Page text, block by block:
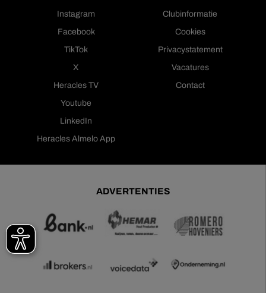
Instagram
Facebook
TikTok
X
Heracles TV
Youtube
LinkedIn
Heracles Almelo App
Clubinformatie
Cookies
Privacystatement
Vacatures
Contact
ADVERTENTIES